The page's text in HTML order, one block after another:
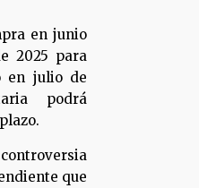
en junio
2025 para
en julio de
podrá
que